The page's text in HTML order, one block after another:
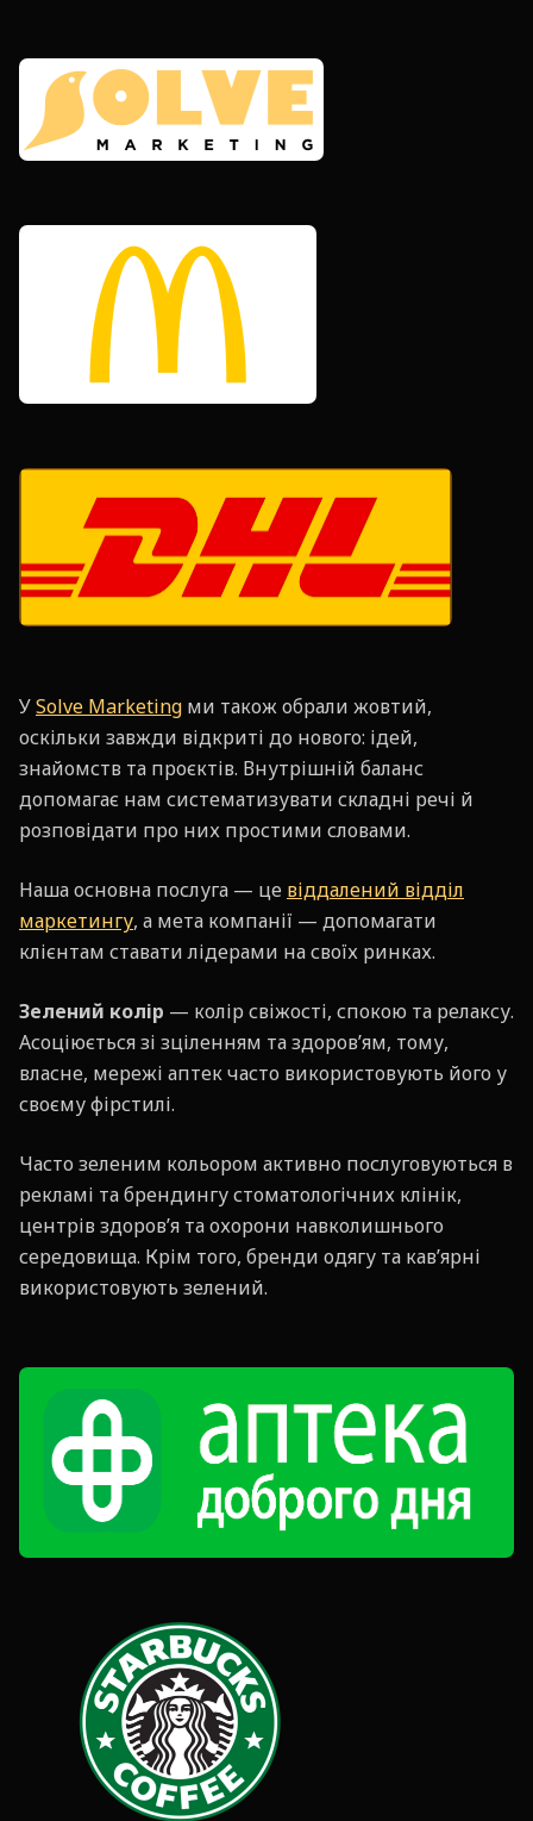
УSolve Marketing ми також обрали жовтий,
оскільки завжди відкриті до нового: ідей,
знайомств та проєктів. Внутрішній баланс
допомагає нам систематизувати складні речі й
розповідати про них простими словами.
Наша основна послуга — це віддалений відділ
маркетингу, а мета компанії — допомагати
клієнтам ставати лідерами на своїх ринках.
Зелений колір — колір свіжості, спокою та релаксу.
Асоціюється зі зціленням та здоров’ям, тому,
власне, мережі аптек часто використовують його у
своєму фірстилі.
Часто зеленим кольором активно послуговуються в
рекламі та брендингу стоматологічних клінік,
центрів здоров’я та охорони навколишнього
середовища. Крім того, бренди одягу та кав’ярні
використовують зелений.